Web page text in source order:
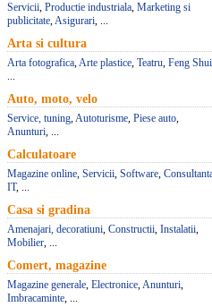
Servicii, Productie industriala, Marketing si
publicitate,Asigurari, ...
Arta si cultura
Arta fotografica,Arte plastice, Teatru, Feng Shui
...
Auto, moto, velo
Service, tuning,Autoturisme, Piese auto,
Anunturi, ...
Calculatoare
Magazine online, Servicii, Software,
IT, ...
Casa si gradina
Amenajari, decoratiuni, Constructii, Instalatii,
Mobilier, ...
Comert, magazine
Magazine generale, Electronice,Anunturi,
Imbracaminte, ...